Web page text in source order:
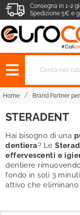
Consegna in 1-2
Spedizione 5€ e
Home Brand Partner
STERADENT
Hai bisogno di una
dentiera? Le
effervescenti e
dentiere
fondo in soli 3
attivo che